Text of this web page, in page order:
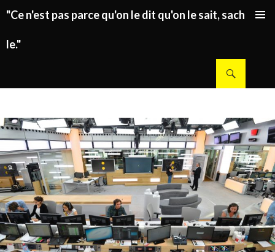
"Ce n'est pas parce qu'on le dit qu'on le sait, sachez
le."